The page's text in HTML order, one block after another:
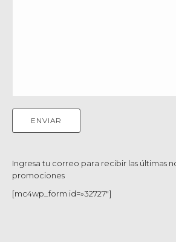
Ingresa tu correo para recibir las últimas
promociones
[mc4wp_form id=»32727″]